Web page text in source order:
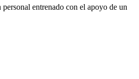
entrenado con el apoyo de un